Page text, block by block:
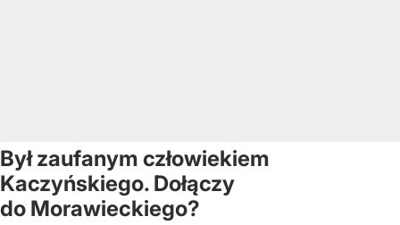
Był zaufanym człowiekiem
Kaczyńskiego. Dołączy
do Morawieckiego?